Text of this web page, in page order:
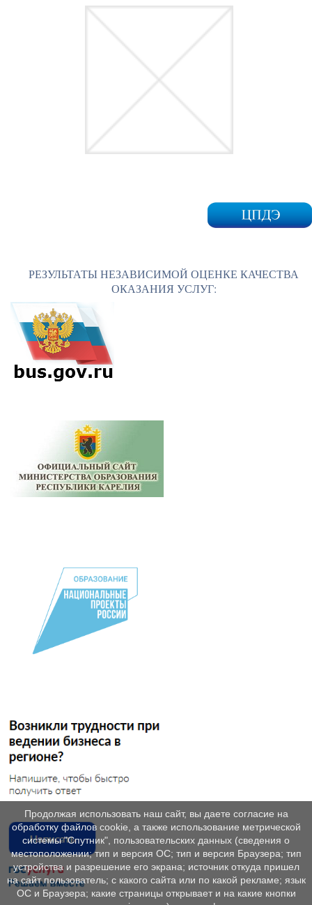
РЕЗУЛЬТАТЫ НЕЗАВИСИМОЙ ОЦЕНКЕ КАЧЕСТВА
ОКАЗАНИЯ УСЛУГ:
Продолжая использовать наш сайт, вы даете согласие на
обработку файлов cookie, а также использование метрической
системы "Спутник", пользовательских данных (сведения о
местоположении; тип и версия ОС; тип и версия Браузера; тип
устройства и разрешение его экрана; источник откуда пришел
на сайт пользователь; с какого сайта или по какой рекламе; язык
ОС и Браузера; какие страницы открывает и на какие кнопки